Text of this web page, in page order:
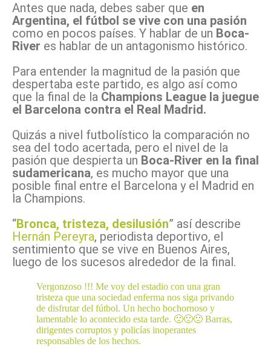
Antes que nada, debes saber que en
Argentina, el fútbol se vive con una pasión
como en pocos países. Y hablar de un Boca-
River es hablar de un antagonismo histórico.
Para entender la magnitud de la pasión que
despertaba este partido, es algo así como
que la final de la Champions League la juegue
el Barcelona contra el Real Madrid.
Quizás a nivel futbolístico la comparación no
sea del todo acertada, pero el nivel de la
pasión que despierta un Boca-River en la final
sudamericana, es mucho mayor que una
posible final entre el Barcelona y el Madrid en
la Champions.
“Bronca, tristeza, desilusión” así describe
Hernán Pereyra, periodista deportivo, el
sentimiento que se vive en Buenos Aires,
luego de los sucesos alrededor de la final.
Vergonzoso !!! Me voy del estadio con una gran
tristeza que una sociedad enferma nos siga privando
de disfrutar del fútbol. Un hecho bochornoso y
lamentable lo acontecido esta tarde. 🙁🙁🙁 Barras,
dirigentes corruptos y policías inoperantes
responsables de los hechos.